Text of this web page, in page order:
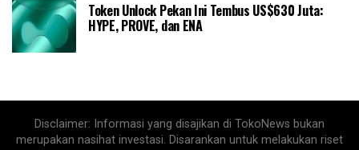
Token Unlock Pekan Ini Tembus US$630 Juta:
HYPE, PROVE, dan ENA
Disclaimer: Informasi yang disajikan di TokoNews bukan
merupakan nasihat investasi. Disarankan untuk melakukan riset